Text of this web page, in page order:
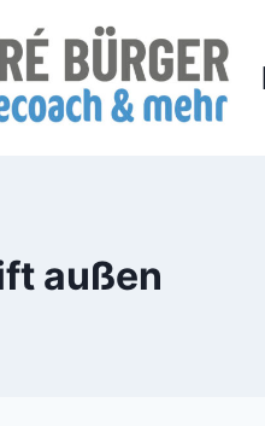
außen